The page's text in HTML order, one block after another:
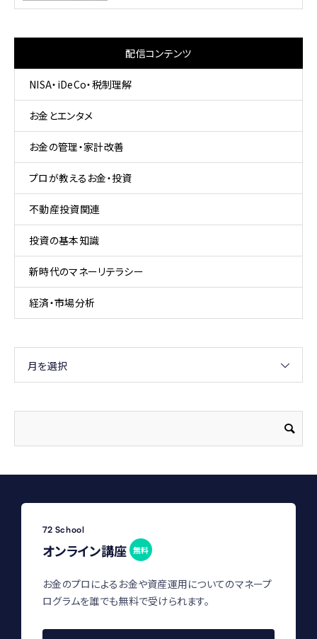
配信コンテンツ
NISA・iDeCo・税制理解
お金とエンタメ
お金の管理・家計改善
プロが教えるお金・投資
不動産投資関連
投資の基本知識
新時代のマネーリテラシー
経済・市場分析
月を選択
72 School
オンライン講座 無料
お金のプロによるお金や資産運用についてのマネープ
ログラムを誰でも無料で受けられます。